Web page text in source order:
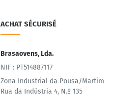
ACHAT SÉCURISÉ
Brasaovens, Lda.
NIF : PT514887117
Zona Industrial da Pousa/Martim
Rua da Indústria 4, N.º 135